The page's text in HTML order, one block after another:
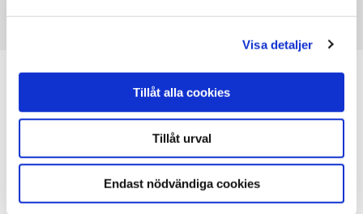
Visa detaljer
Tillåt alla cookies
Tillåt urval
Endast nödvändiga cookies